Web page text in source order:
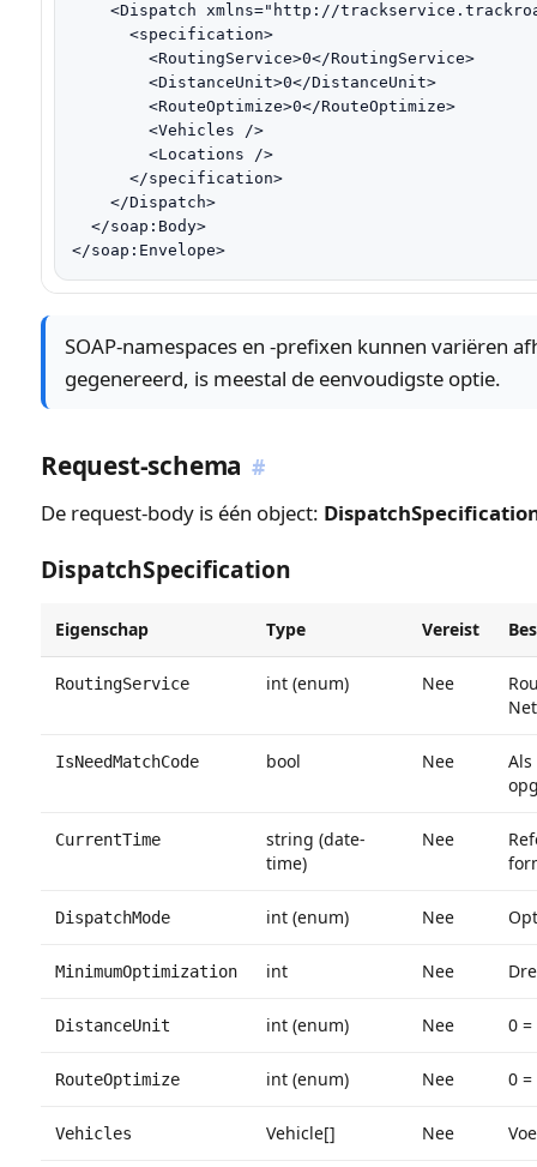
<Dispatch xmlns="http://
      <specification>
        <RoutingService>0</RoutingService>
        <DistanceUnit>0</DistanceUnit>
        <RouteOptimize>0</RouteOptimize>
        <Vehicles />
        <Locations />
      </specification>
    </Dispatch>
  </soap:Body>
</soap:Envelope>
SOAP-namespaces en -prefixen kunnen variëren
gegenereerd, is meestal de eenvoudigste optie.
Request-schema #
De request-body is één object:
DispatchSpecification
Eigenschap Type Vereist
RoutingService int (enum) Nee
IsNeedMatchCode bool Nee
CurrentTime
string (date-
time)
Nee
DispatchMode int (enum) Nee
MinimumOptimization int Nee
DistanceUnit int (enum) Nee 0
RouteOptimize int (enum) Nee 0
Vehicles Vehicle[] Nee